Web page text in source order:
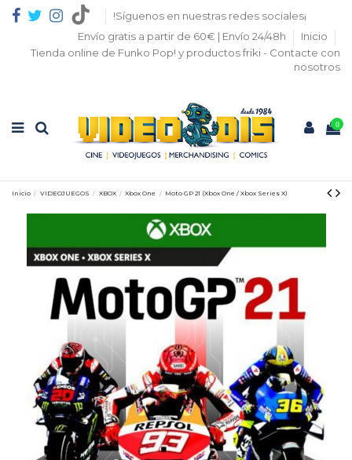
!Síguenos en nuestras redes sociales¡
Envío gratis a partir de 60€ | Envío 24/48h
Inicio
Tienda online de Funko Pop! y productos friki - Contacte con
nosotros
0
Inicio VIDEOJUEGOS XBOX Xbox One Moto GP 21 (Xbox One / Xbox Series X)